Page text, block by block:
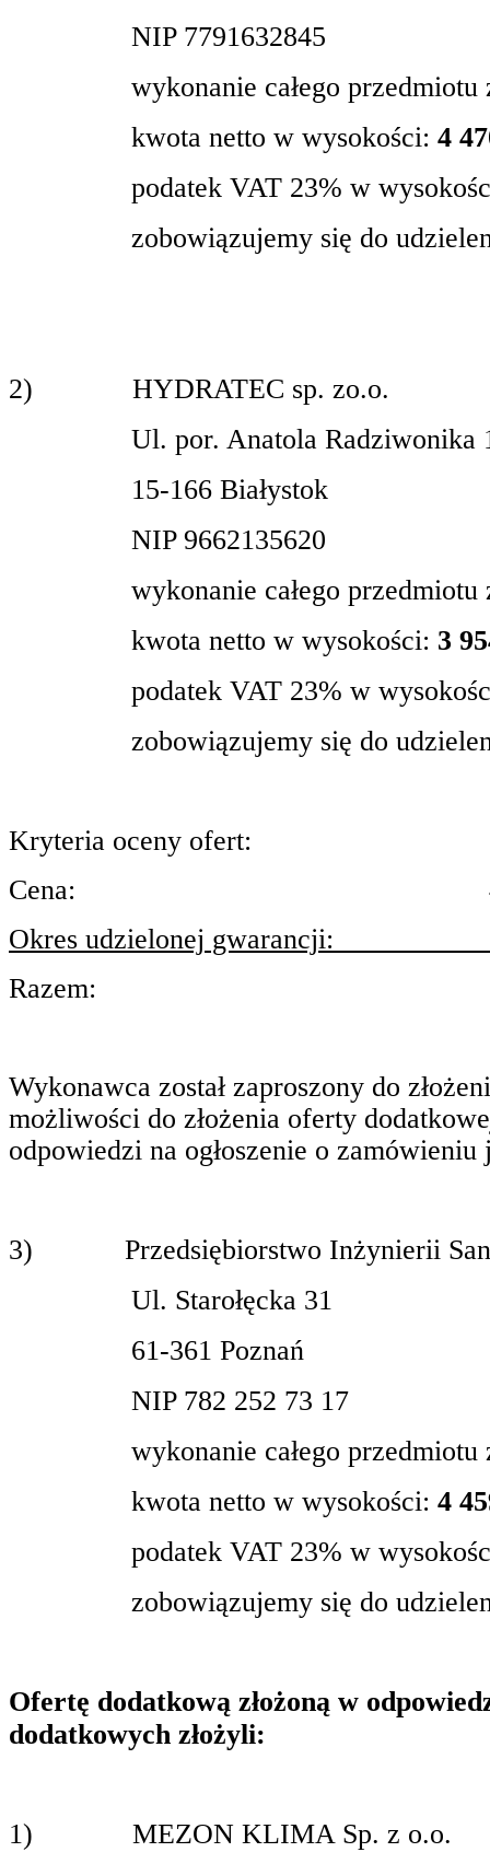
NIP 7791632845
wykonanie całego
kwota netto w wysokości: 4
podatek VAT 23% w
zobowiązujemy się do
2)
HYDRATEC sp. zo.o.
Ul. por. Anatola Radziwonika
15-166 Białystok
NIP 9662135620
wykonanie całego
kwota netto w wysokości: 3
podatek VAT 23% w
zobowiązujemy się do
Kryteria oceny ofert:
Cena:
Okres udzielonej gwarancji:
Razem:
Wykonawca został zaproszony do
możliwości do złożenia oferty
odpowiedzi na ogłoszenie o zamówieniu
3)
Przedsiębiorstwo Inżynierii
Ul. Starołęcka 31
61-361 Poznań
NIP 782 252 73 17
wykonanie całego
kwota netto w wysokości: 4
podatek VAT 23% w
zobowiązujemy się do
Ofertę dodatkową złożoną w
dodatkowych złożyli:
1)
MEZON KLIMA Sp. z o.o.